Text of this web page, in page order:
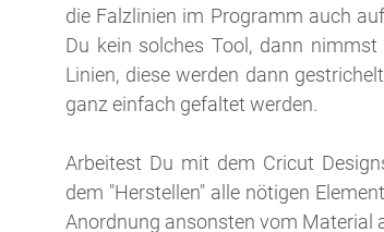
die Falzlinien im Programm auch
Du kein solches Tool, dann
Linien, diese werden dann
ganz einfach gefaltet werden.
Arbeitest Du mit dem Cricut
dem "Herstellen" alle nötigen
Anordnung ansonsten vom Material